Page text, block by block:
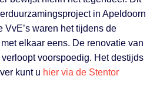
in Apeldoorn
waren het tijdens de
elkaar eens. De renovatie van
voorspoedig. Het destijds
kunt u hier via de Stentor